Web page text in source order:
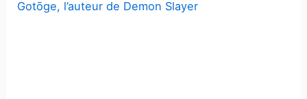
Gotōge, l’auteur de Demon Slayer